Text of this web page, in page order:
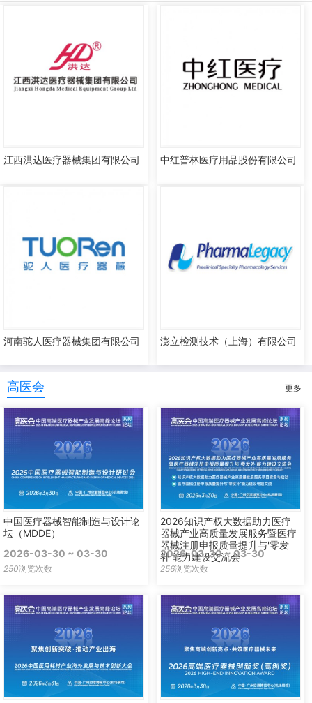
江西洪达医疗器械集团有限公司 中红普林医疗用品股份有限公司
河南驼人医疗器械集团有限公司 澎立检测技术（上海）有限公司
高医会 更多
中国医疗器械智能制造与设计论
坛（MDDE）
2026-03-30 ~ 03-30
250浏览次数
2026知识产权大数据助力医疗
器械产业高质量发展服务暨医疗
器械注册申报质量提升与'零发
补'能力建设交流会
2026-03-30 ~ 03-30
256浏览次数